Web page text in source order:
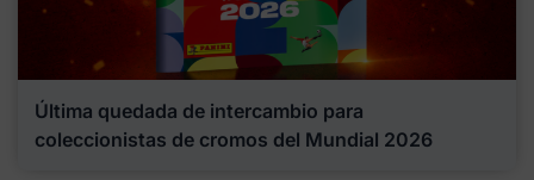
Última quedada de intercambio para
coleccionistas de cromos del Mundial 2026